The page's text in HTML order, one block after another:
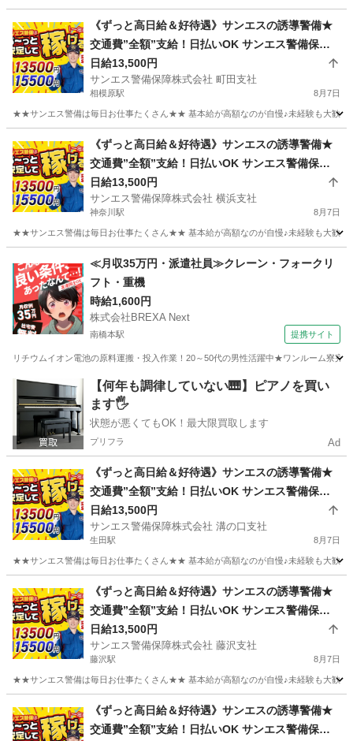
関内駅 警備員 サンエス警備保障株式会社
《ずっと高日給＆好待遇》サンエスの誘導警備★
交通費”全額”支給！日払いOK サンエス警備保障
株式会社 町田支社 相模原
日給13,500円
サンエス警備保障株式会社 町田支社
相模原駅 8月7日
★★サンエス警備は毎日お仕事たくさん★★ 基本給が高額なのが自慢♪未経験も大歓迎
相模原市 相模原駅 警備員
サンエス警備保障株式会社
《ずっと高日給＆好待遇》サンエスの誘導警備★
交通費”全額”支給！日払いOK サンエス警備保障
株式会社 横浜支社 神奈川
日給13,500円
サンエス警備保障株式会社 横浜支社
神奈川駅 8月7日
★★サンエス警備は毎日お仕事たくさん★★ 基本給が高額なのが自慢♪未経験も大歓迎
神奈川駅 警備員 サンエス警備保障株式会社
≪月収35万円・派遣社員≫クレーン・フォークリ
フト・重機
時給1,600円
株式会社BREXA Next
南橋本駅 提携サイト
リチウムイオン電池の原料運搬・投入作業！20～50代の男性活躍中★ワンルーム寮
神奈川 相模原市 南橋本駅 その他
【何年も調律していない🎹】ピアノを買い
ます🖐️
状態が悪くてもOK！最大限買取します
プリフラ Ad
《ずっと高日給＆好待遇》サンエスの誘導警備★
交通費”全額”支給！日払いOK サンエス警備保障
株式会社 溝の口支社 生田
日給13,500円
サンエス警備保障株式会社 溝の口支社
生田駅 8月7日
★★サンエス警備は毎日お仕事たくさん★★ 基本給が高額なのが自慢♪未経験も大歓迎
生田駅 警備員 溝の口
《ずっと高日給＆好待遇》サンエスの誘導警備★
交通費”全額”支給！日払いOK サンエス警備保障
株式会社 藤沢支社 藤沢
日給13,500円
サンエス警備保障株式会社 藤沢支社
藤沢駅 8月7日
★★サンエス警備は毎日お仕事たくさん★★ 基本給が高額なのが自慢♪未経験も大歓迎
藤沢駅 警備員 サンエス警備保障株式会社
《ずっと高日給＆好待遇》サンエスの誘導警備★
交通費”全額”支給！日払いOK サンエス警備保障